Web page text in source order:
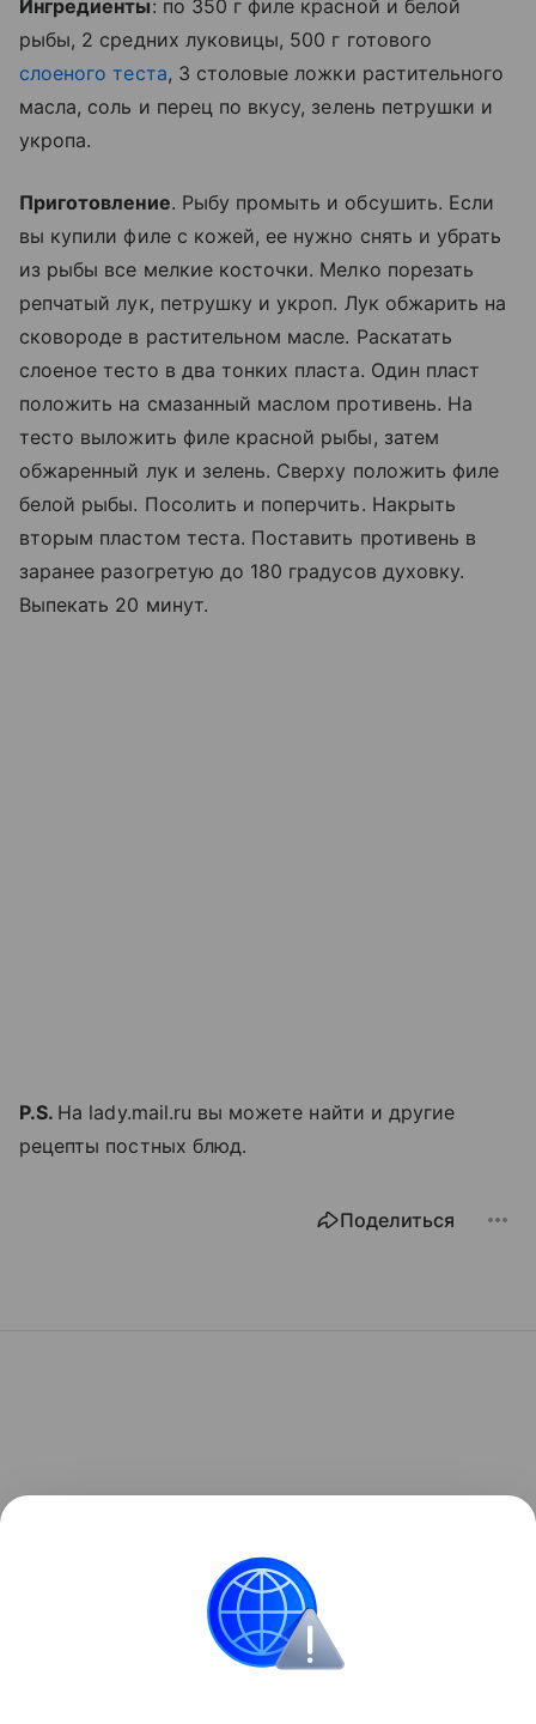
Ингредиенты: по 350 г филе красной и белой
рыбы, 2 средних луковицы, 500 г готового
слоеного теста, 3 столовые ложки растительного
масла, соль и перец по вкусу, зелень петрушки и
укропа.
Приготовление. Рыбу промыть и обсушить. Если
вы купили филе с кожей, ее нужно снять и убрать
из рыбы все мелкие косточки. Мелко порезать
репчатый лук, петрушку и укроп. Лук обжарить на
сковороде в растительном масле. Раскатать
слоеное тесто в два тонких пласта. Один пласт
положить на смазанный маслом противень. На
тесто выложить филе красной рыбы, затем
обжаренный лук и зелень. Сверху положить филе
белой рыбы. Посолить и поперчить. Накрыть
вторым пластом теста. Поставить противень в
заранее разогретую до 180 градусов духовку.
Выпекать 20 минут.
P.S. На lady.mail.ru вы можете найти и другие
рецепты постных блюд.
Поделиться